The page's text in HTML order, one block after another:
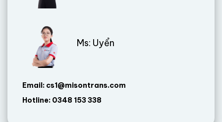
Ms: Uyển
Email: cs1@misontrans.com
Hotline: 0348 153 338